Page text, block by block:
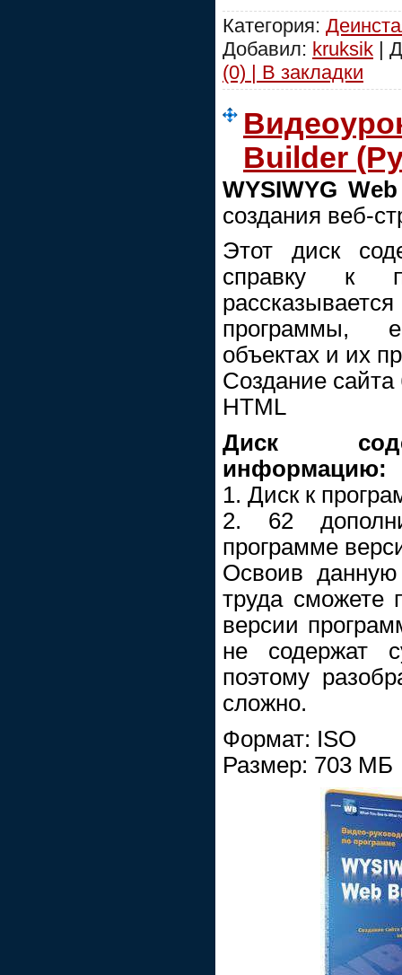
Категория:
Добавил: kruksik |
(0) | В закладки
Builder
WYSIWYG
создания веб-
Этот диск
справку к
программы,
объектах и их
Создание сайта
HTML
Диск
информацию:
1. Диск к
2. 62
программе
Освоив
труда сможете
версии
не содержат
поэтому
сложно.
Формат: ISO
Размер: 703 МБ